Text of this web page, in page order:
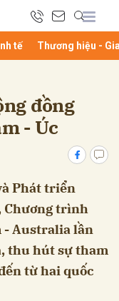
tế Thương hiệu -
đồng
- Úc
Phát triển
Chương trình
- Australia lần
thu hút sự tham
từ hai quốc
Hủy